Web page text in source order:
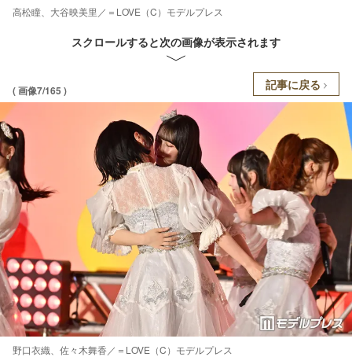
高松瞳、大谷映美里／＝LOVE（C）モデルプレス
スクロールすると次の画像が表示されます
( 画像7/165 ) 記事に戻る
野口衣織、佐々木舞香／＝LOVE（C）モデルプレス